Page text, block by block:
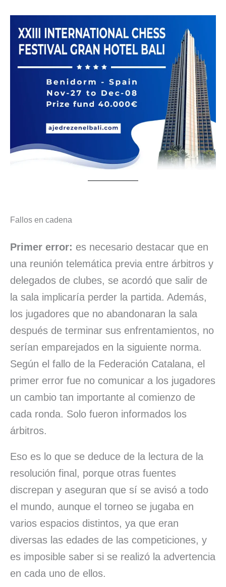
Fallos en cadena
Primer error: es necesario destacar que en
una reunión telemática previa entre árbitros y
delegados de clubes, se acordó que salir de
la sala implicaría perder la partida. Además,
los jugadores que no abandonaran la sala
después de terminar sus enfrentamientos, no
serían emparejados en la siguiente norma.
Según el fallo de la Federación Catalana, el
primer error fue no comunicar a los jugadores
un cambio tan importante al comienzo de
cada ronda. Solo fueron informados los
árbitros.
Eso es lo que se deduce de la lectura de la
resolución final, porque otras fuentes
discrepan y aseguran que sí se avisó a todo
el mundo, aunque el torneo se jugaba en
varios espacios distintos, ya que eran
diversas las edades de las competiciones, y
es imposible saber si se realizó la advertencia
en cada uno de ellos.